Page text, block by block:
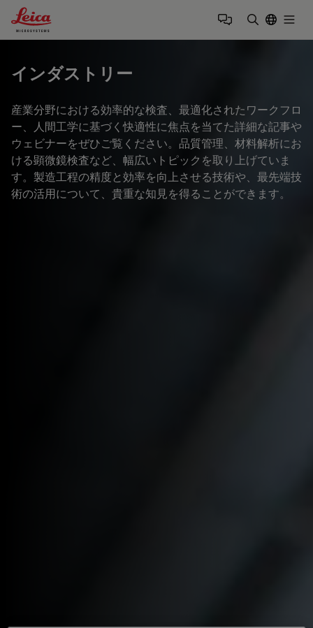
Leica Microsystems Logo
インダストリー
産業分野における効率的な検査、最適化されたワークフロ
ー、人間工学に基づく快適性に焦点を当てた詳細な記事や
ウェビナーをぜひご覧ください。品質管理、材料解析にお
ける顕微鏡検査など、幅広いトピックを取り上げていま
す。製造工程の精度と効率を向上させる技術や、最先端技
術の活用について、貴重な知見を得ることができます。